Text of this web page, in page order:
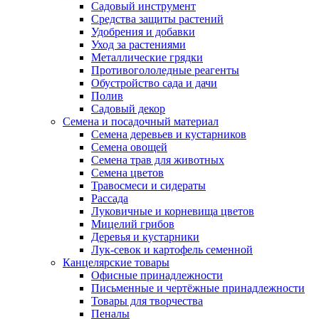
Садовый инструмент
Средства защиты растений
Удобрения и добавки
Уход за растениями
Металлические грядки
Противогололедные реагенты
Обустройство сада и дачи
Полив
Садовый декор
Семена и посадочный материал
Семена деревьев и кустарников
Семена овощей
Семена трав для животных
Семена цветов
Травосмеси и сидераты
Рассада
Луковичные и корневища цветов
Мицелий грибов
Деревья и кустарники
Лук-севок и картофель семенной
Канцелярские товары
Офисные принадлежности
Письменные и чертёжные принадлежности
Товары для творчества
Пеналы